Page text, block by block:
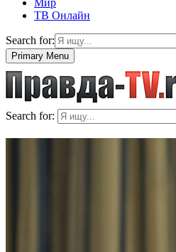
Мир
ТВ Онлайн
Search for:
Primary Menu
Search for: